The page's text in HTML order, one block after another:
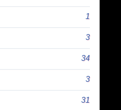
1
3
34
3
31